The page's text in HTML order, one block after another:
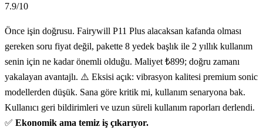
7.9/10
Önce işin doğrusu. Fairywill P11 Plus alacaksan kafanda olması
gereken soru fiyat değil, pakette 8 yedek başlık ile 2 yıllık kullanım
senin için ne kadar önemli olduğu. Maliyet ₺899; doğru zamanı
yakalayan avantajlı. ⚠️ Eksisi açık: vibrasyon kalitesi premium sonic
modellerden düşük. Sana göre kritik mi, kullanım senaryona bak.
Kullanıcı geri bildirimleri ve uzun süreli kullanım raporları derlendi.
✅ Ekonomik ama temiz iş çıkarıyor.